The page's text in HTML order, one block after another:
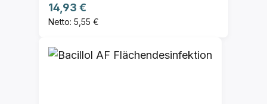
Regulärer Preis:
14,93 €
Netto: 5,55 €